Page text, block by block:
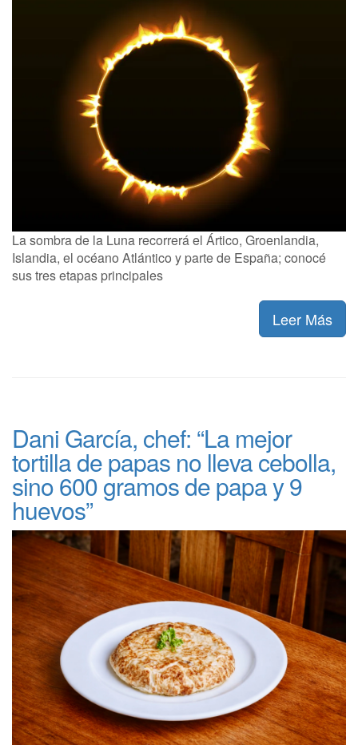
La sombra de la Luna recorrerá el Ártico, Groenlandia,
Islandia, el océano Atlántico y parte de España; conocé
sus tres etapas principales
Leer Más
Dani García, chef: “La mejor
tortilla de papas no lleva cebolla,
sino 600 gramos de papa y 9
huevos”